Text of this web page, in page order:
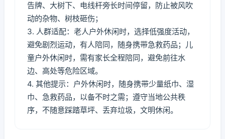
告牌、大树下、电线杆旁长时间停留，防止被风吹
动的杂物、树枝砸伤；
3. 人群适配：老人户外休闲时，选择低强度活动，
避免剧烈运动，有人陪同，随身携带急救药品；儿
童户外休闲时，需有家长全程陪同，避免前往水
边、高处等危险区域。
4. 其他提示：户外休闲时，随身携带少量纸巾、湿
巾、急救药品，以备不时之需；遵守当地公共秩
序，不随意踩踏草坪、丢弃垃圾，文明休闲。